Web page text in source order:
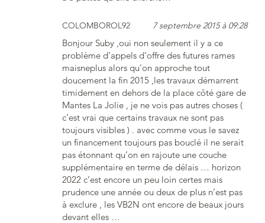
COLOMBOROL92 7 septembre 2015 à 09:28
Bonjour Suby ,oui non seulement il y a ce
problème d’appels d’offre des futures rames
maisneplus alors qu’on approche tout
doucement la fin 2015 ,les travaux démarrent
timidement en dehors de la place côté gare de
Mantes La Jolie , je ne vois pas autres choses (
c’est vrai que certains travaux ne sont pas
toujours visibles ) . avec comme vous le savez
un financement toujours pas bouclé il ne serait
pas étonnant qu’on en rajoute une couche
supplémentaire en terme de délais … horizon
2022 c’est encore un peu loin certes mais
prudence une année ou deux de plus n’est pas
à exclure , les VB2N ont encore de beaux jours
devant elles …